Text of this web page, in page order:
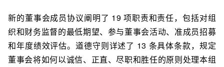
新的董事会成员协议阐明了 19 项职责和责任，包括对组
织和财务监督的最低期望、参与董事会活动、准成员招募
和年度绩效评估。道德守则详述了 13 条具体条款，规定
董事会将如何以诚信、正直、尽职和胜任的原则处理本组